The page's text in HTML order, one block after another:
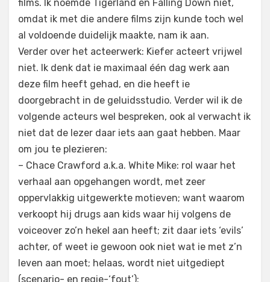
films. Ik noemde Tigerland en Falling Down niet,
omdat ik met die andere films zijn kunde toch wel
al voldoende duidelijk maakte, nam ik aan.
Verder over het acteerwerk: Kiefer acteert vrijwel
niet. Ik denk dat ie maximaal één dag werk aan
deze film heeft gehad, en die heeft ie
doorgebracht in de geluidsstudio. Verder wil ik de
volgende acteurs wel bespreken, ook al verwacht ik
niet dat de lezer daar iets aan gaat hebben. Maar
om jou te plezieren:
– Chace Crawford a.k.a. White Mike: rol waar het
verhaal aan opgehangen wordt, met zeer
oppervlakkig uitgewerkte motieven; want waarom
verkoopt hij drugs aan kids waar hij volgens de
voiceover zo’n hekel aan heeft; zit daar iets ‘evils’
achter, of weet ie gewoon ook niet wat ie met z’n
leven aan moet; helaas, wordt niet uitgediept
(scenario- en regie-‘fout’);